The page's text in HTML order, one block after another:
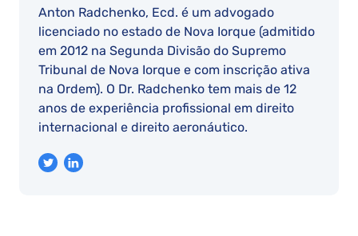
Anton Radchenko, Ecd. é um advogado
licenciado no estado de Nova Iorque (admitido
em 2012 na Segunda Divisão do Supremo
Tribunal de Nova Iorque e com inscrição ativa
na Ordem). O Dr. Radchenko tem mais de 12
anos de experiência profissional em direito
internacional e direito aeronáutico.